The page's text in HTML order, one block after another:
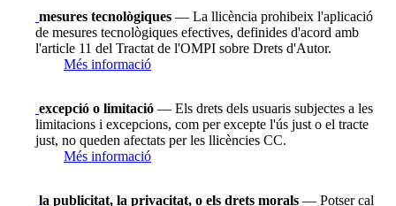
mesures tecnològiques — La llicència prohibeix l'aplicació
de mesures tecnològiques efectives, definides d'acord amb
l'article 11 del Tractat de l'OMPI sobre Drets d'Autor.
Més informació
excepció o limitació — Els drets dels usuaris subjectes a les
limitacions i excepcions, com per excepte l'ús just o el tracte
just, no queden afectats per les llicències CC.
Més informació
la publicitat, la privacitat, o els drets morals — Potser cal